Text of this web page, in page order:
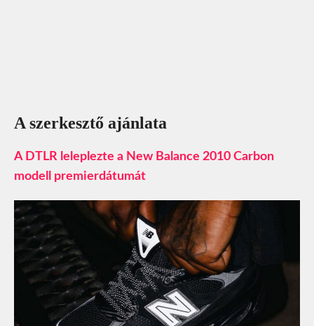
A szerkesztő ajánlata
A DTLR leleplezte a New Balance 2010 Carbon
modell premierdátumát